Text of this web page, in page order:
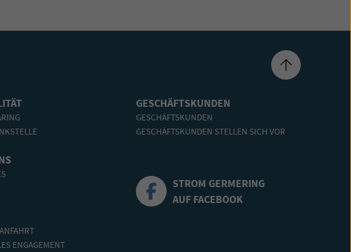
ENGAGEMENT
GESCHÄFTSKUNDEN
GESCHÄFTSKUNDEN
GESCHÄFTSKUNDEN STELLEN SICH VOR
STROM GERMERING
AUF FACEBOOK